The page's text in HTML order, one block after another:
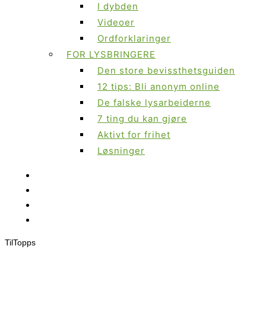
I dybden
Videoer
Ordforklaringer
FOR LYSBRINGERE
Den store bevissthetsguiden
12 tips: Bli anonym online
De falske lysarbeiderne
7 ting du kan gjøre
Aktivt for frihet
Løsninger
TilTopps